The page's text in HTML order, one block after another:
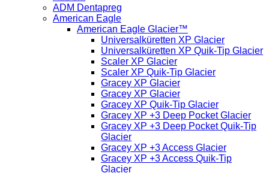
ADM Dentapreg
American Eagle
American Eagle Glacier™
Universalküretten XP Glacier
Universalküretten XP Quik-Tip Glacier
Scaler XP Glacier
Scaler XP Quik-Tip Glacier
Gracey XP Glacier
Gracey XP Glacier
Gracey XP Quik-Tip Glacier
Gracey XP +3 Deep Pocket Glacier
Gracey XP +3 Deep Pocket Quik-Tip
Glacier
Gracey XP +3 Access Glacier
Gracey XP +3 Access Quik-Tip
Glacier